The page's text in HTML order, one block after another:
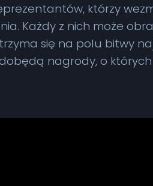
którzy
Każdy z nich może
się na polu bitwy
nagrody, o